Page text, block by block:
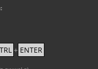
+ ENTER